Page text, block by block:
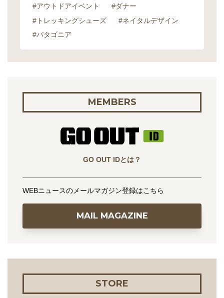
#アウトドアイベント
#ダナー
#トレッキングシューズ
#ネイタルデザイン
#パタゴニア
MEMBERS
GO OUT IDとは？
WEBニュースのメールマガジン登録はこちら
MAIL MAGAZINE
STORE